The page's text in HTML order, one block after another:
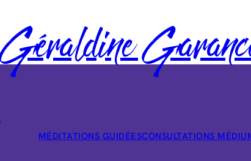
Géraldine
MÉDITATIONS GUIDÉESCONSULTATIONS